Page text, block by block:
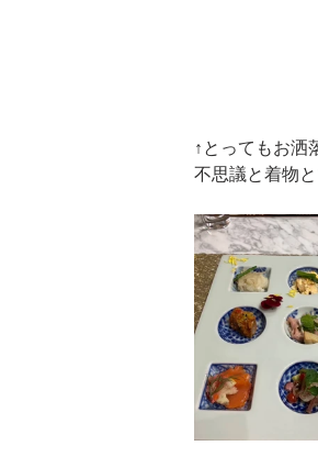
↑とってもお洒
不思議と着物